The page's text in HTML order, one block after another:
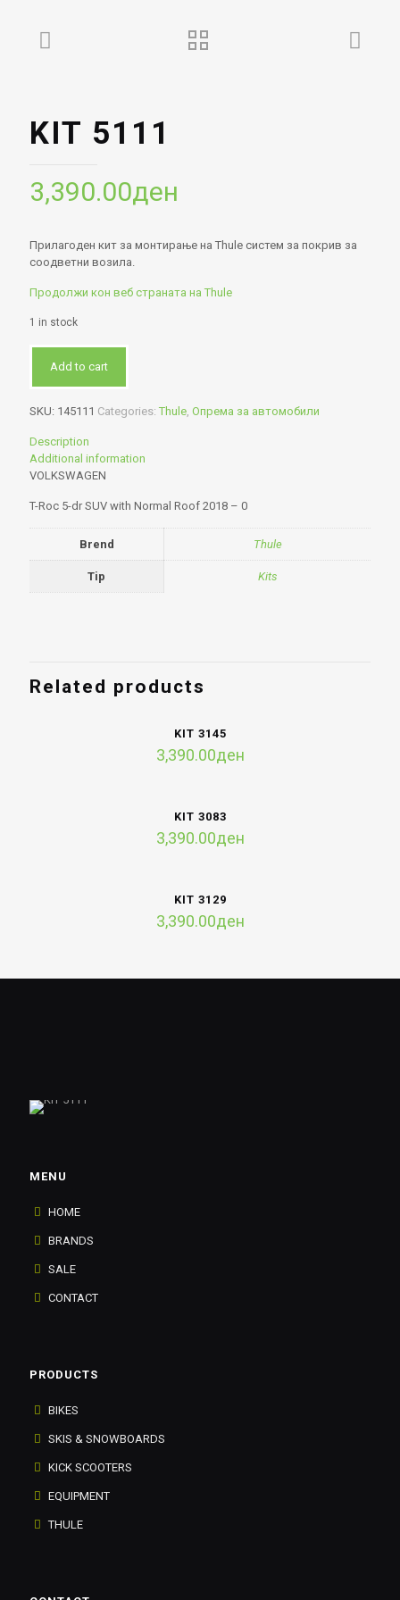
KIT 5111
3,390.00ден
Прилагоден кит за монтирање на Thule систем за покрив за
соодветни возила.
Продолжи кон веб страната на Thule
1 in stock
Add to cart
SKU: 145111 Categories: Thule, Опрема за автомобили
Description
Additional information
VOLKSWAGEN
T-Roc 5-dr SUV with Normal Roof 2018 – 0
Brend Thule
Tip Kits
Related products
KIT 3145
3,390.00ден
KIT 3083
3,390.00ден
KIT 3129
3,390.00ден
MENU
HOME
BRANDS
SALE
CONTACT
PRODUCTS
BIKES
SKIS & SNOWBOARDS
KICK SCOOTERS
EQUIPMENT
THULE